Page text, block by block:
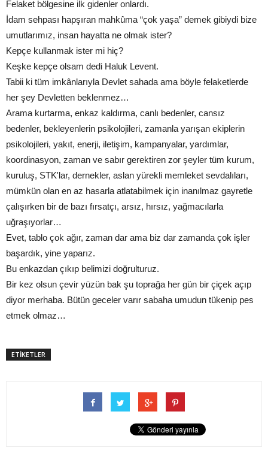
Felaket bölgesine ilk gidenler onlardı.
İdam sehpası hapşıran mahkûma “çok yaşa” demek gibiydi bize
umutlarımız, insan hayatta ne olmak ister?
Kepçe kullanmak ister mi hiç?
Keşke kepçe olsam dedi Haluk Levent.
Tabii ki tüm imkânlarıyla Devlet sahada ama böyle felaketlerde
her şey Devletten beklenmez…
Arama kurtarma, enkaz kaldırma, canlı bedenler, cansız
bedenler, bekleyenlerin psikolojileri, zamanla yarışan ekiplerin
psikolojileri, yakıt, enerji, iletişim, kampanyalar, yardımlar,
koordinasyon, zaman ve sabır gerektiren zor şeyler tüm kurum,
kuruluş, STK'lar, dernekler, aslan yürekli memleket sevdalıları,
mümkün olan en az hasarla atlatabilmek için inanılmaz gayretle
çalışırken bir de bazı fırsatçı, arsız, hırsız, yağmacılarla
uğraşıyorlar…
Evet, tablo çok ağır, zaman dar ama biz dar zamanda çok işler
başardık, yine yaparız.
Bu enkazdan çıkıp belimizi doğrulturuz.
Bir kez olsun çevir yüzün bak şu toprağa her gün bir çiçek açıp
diyor merhaba. Bütün geceler varır sabaha umudun tükenip pes
etmek olmaz…
ETİKETLER